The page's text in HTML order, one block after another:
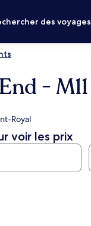
des voyages
- M11
Royal
voir les prix